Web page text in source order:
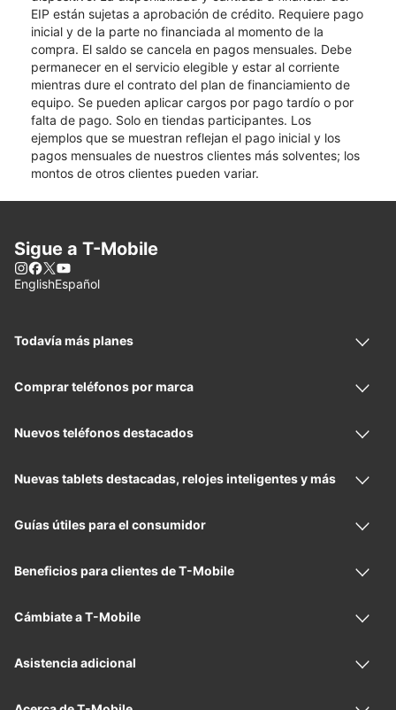
EIP están sujetas a aprobación de crédito. Requiere pago
inicial y de la parte no financiada al momento de la
compra. El saldo se cancela en pagos mensuales. Debe
permanecer en el servicio elegible y estar al corriente
mientras dure el contrato del plan de financiamiento de
equipo. Se pueden aplicar cargos por pago tardío o por
falta de pago. Solo en tiendas participantes. Los
ejemplos que se muestran reflejan el pago inicial y los
pagos mensuales de nuestros clientes más solventes; los
montos de otros clientes pueden variar.